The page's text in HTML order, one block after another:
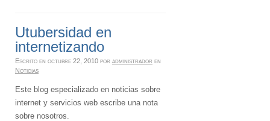
Utubersidad en
internetizando
Escrito en octubre 22, 2010 por administrador en
Noticias
Este blog especializado en noticias sobre
internet y servicios web escribe una nota
sobre nosotros.